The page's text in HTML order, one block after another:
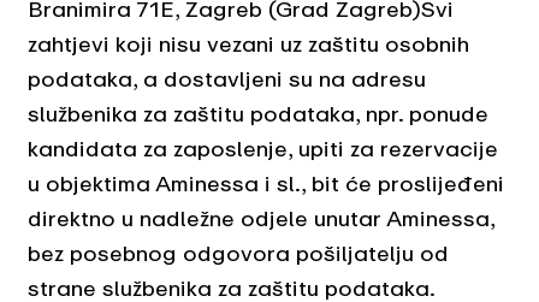
Branimira 71E, Zagreb (Grad Zagreb)Svi
zahtjevi koji nisu vezani uz zaštitu osobnih
podataka, a dostavljeni su na adresu
službenika za zaštitu podataka, npr. ponude
kandidata za zaposlenje, upiti za rezervacije
u objektima Aminessa i sl., bit će proslijeđeni
direktno u nadležne odjele unutar Aminessa,
bez posebnog odgovora pošiljatelju od
strane službenika za zaštitu podataka.